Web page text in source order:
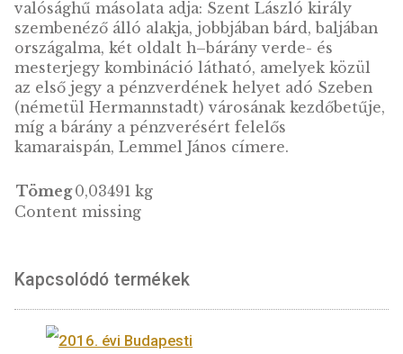
VÁSÁRLÁS
KOSÁRBA
TESZEM
LEÍRÁS
Középkori Aranyforintok sorozat V.
Középkori magyar aranyforintok gyűjtői
emlékérme sorozat V. tagja Habsburg Albert
Albert osztrák főherceget, Luxemburgi
Zsigmond (ur. 1387-1437) vejét, az első
Habsburgot, aki fejére tehette a Szent
Albert (ur. 1437-1439) alig több mint másfél